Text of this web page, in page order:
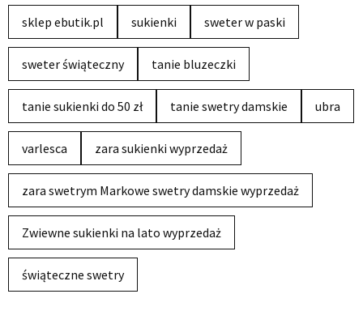
sklep ebutik.pl sukienki sweter w paski
sweter świąteczny tanie bluzeczki
tanie sukienki do 50 zł tanie swetry damskie ubra
varlesca zara sukienki wyprzedaż
zara swetrym Markowe swetry damskie wyprzedaż
Zwiewne sukienki na lato wyprzedaż
świąteczne swetry